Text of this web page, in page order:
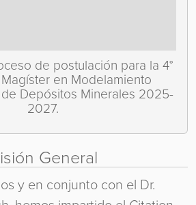
de postulación para la 4°
en Modelamiento
Depósitos Minerales 2025-
2027.
General
y en conjunto con el Dr.